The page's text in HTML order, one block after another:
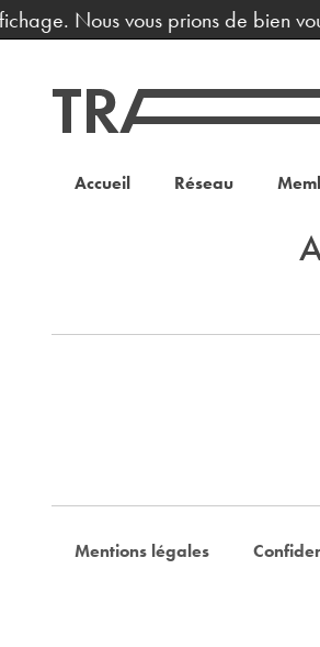
Nous vous prions de bien
Accueil Réseau
Mentions légales